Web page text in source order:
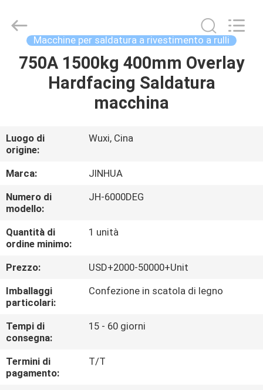
CASA
CIRCA
NOI
GIRO
DELLA
FABBRICA
CONTROLLO
DI
QUALITÀ
CONTATTICI
fornitore.
Copyright
Developed
ECER
Macchine per saldatura a rivestimento a rulli
750A 1500kg 400mm Overlay
Hardfacing Saldatura
macchina
Luogo di
origine:
Wuxi, Cina
Marca:
JINHUA
Numero di
modello:
JH-6000DEG
Quantità di
ordine minimo:
1 unità
Prezzo:
USD+2000-50000+Unit
Imballaggi
particolari:
Confezione in scatola di legno
Tempi di
consegna:
15 - 60 giorni
Termini di
pagamento:
T/T